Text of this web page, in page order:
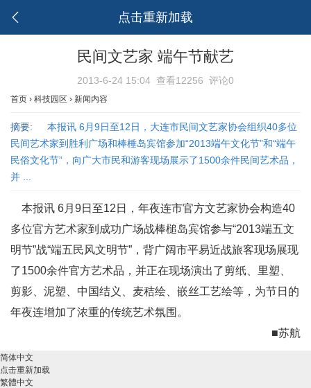
点击重新加载
民间文艺家 端午节献艺
2013-6-24 15:04 查看12256 评论0
首页 › 科技园区 › 新闻内容
摘要:
本报讯 6月9日至12日，大连市民间文艺家协会组织40多位
民间艺术家到胜利广场和棒棰岛宾馆参加“2013端午文化节”和“端午
民俗文化节”，向广大市民和游客现场展示了1500余件民间艺术品，
并 ...
本报讯 6月9日至12日，年夜连市官方文艺家协会构造40
多位官方艺术家到成功广场战棒槌岛宾馆参与“2013端五文
明节”战“端五民风文明节”，背广阔市平易近战旅客现场展现
了1500余件官方艺术品，并正在现场演出了剪纸、里塑、
剪影、泥塑、中国结义、麦秸绘、嵌丝工艺绘等，为节日的
年夜连增加了浓重的传统艺术氛围。
■苏航
简体中文
点击重新加载
繁體中文